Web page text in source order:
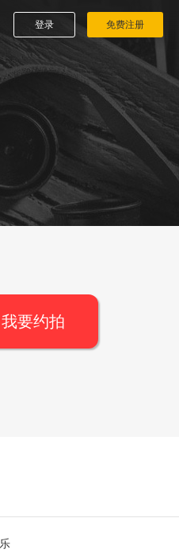
登录 免费注册
我要约拍